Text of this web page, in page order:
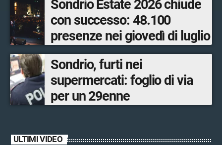
Sondrio Estate 2026 chiude
con successo: 48.100
presenze nei giovedì di luglio
Sondrio, furti nei
supermercati: foglio di via
per un 29enne
ULTIMI VIDEO